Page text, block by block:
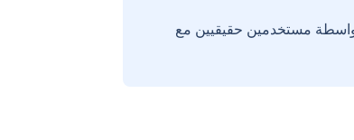
مستخدمين حقيقيين مع